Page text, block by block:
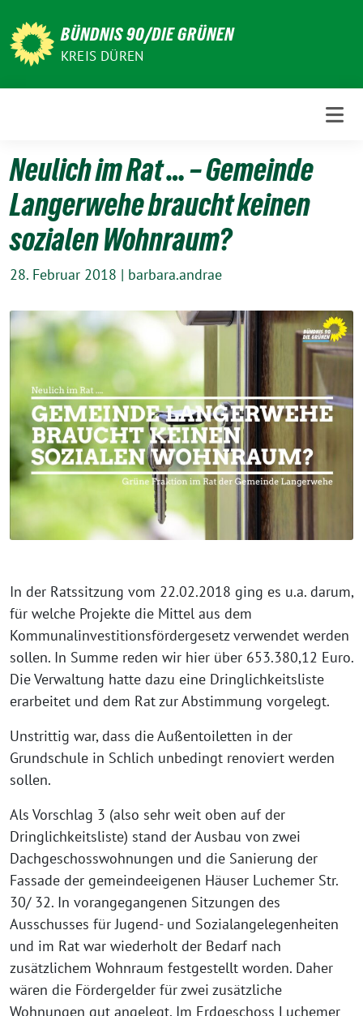
zum
Inhalt
BÜNDNIS 90/DIE GRÜNEN
KREIS DÜREN
Neulich im Rat … – Gemeinde
Langerwehe braucht keinen
sozialen Wohnraum?
28. Februar 2018 | barbara.andrae
In der Ratssitzung vom 22.02.2018 ging es u.a. darum,
für welche Projekte die Mittel aus dem
Kommunalinvestitionsfördergesetz verwendet werden
sollen. In Summe reden wir hier über 653.380,12 Euro.
Die Verwaltung hatte dazu eine Dringlichkeitsliste
erarbeitet und dem Rat zur Abstimmung vorgelegt.
Unstrittig war, dass die Außentoiletten in der
Grundschule in Schlich unbedingt renoviert werden
sollen.
Als Vorschlag 3 (also sehr weit oben auf der
Dringlichkeitsliste) stand der Ausbau von zwei
Dachgeschosswohnungen und die Sanierung der
Fassade der gemeindeeigenen Häuser Luchemer Str.
30/ 32. In vorangegangenen Sitzungen des
Ausschusses für Jugend- und Sozialangelegenheiten
und im Rat war wiederholt der Bedarf nach
zusätzlichem Wohnraum festgestellt worden. Daher
wären die Fördergelder für zwei zusätzliche
Wohnungen gut angelegt. Im Erdgeschoss Luchemer